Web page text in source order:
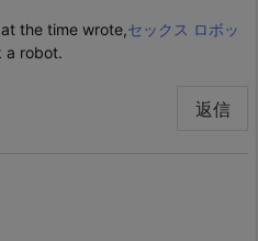
the time wrote,セックス ロボッ
a robot.
返信